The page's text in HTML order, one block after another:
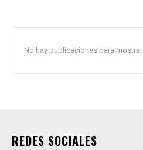
No hay publicaciones para mostrar
REDES SOCIALES